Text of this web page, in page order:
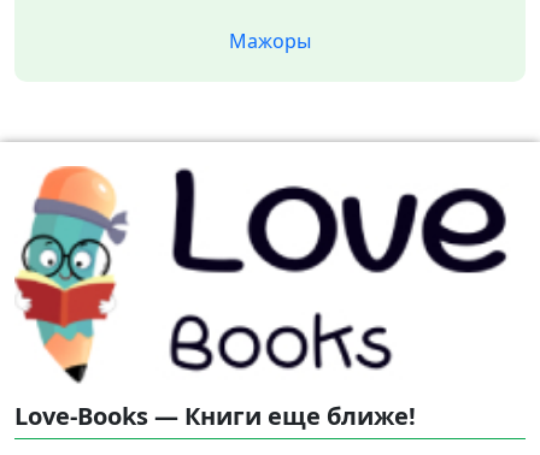
Мажоры
Love-Books — Книги еще ближе!